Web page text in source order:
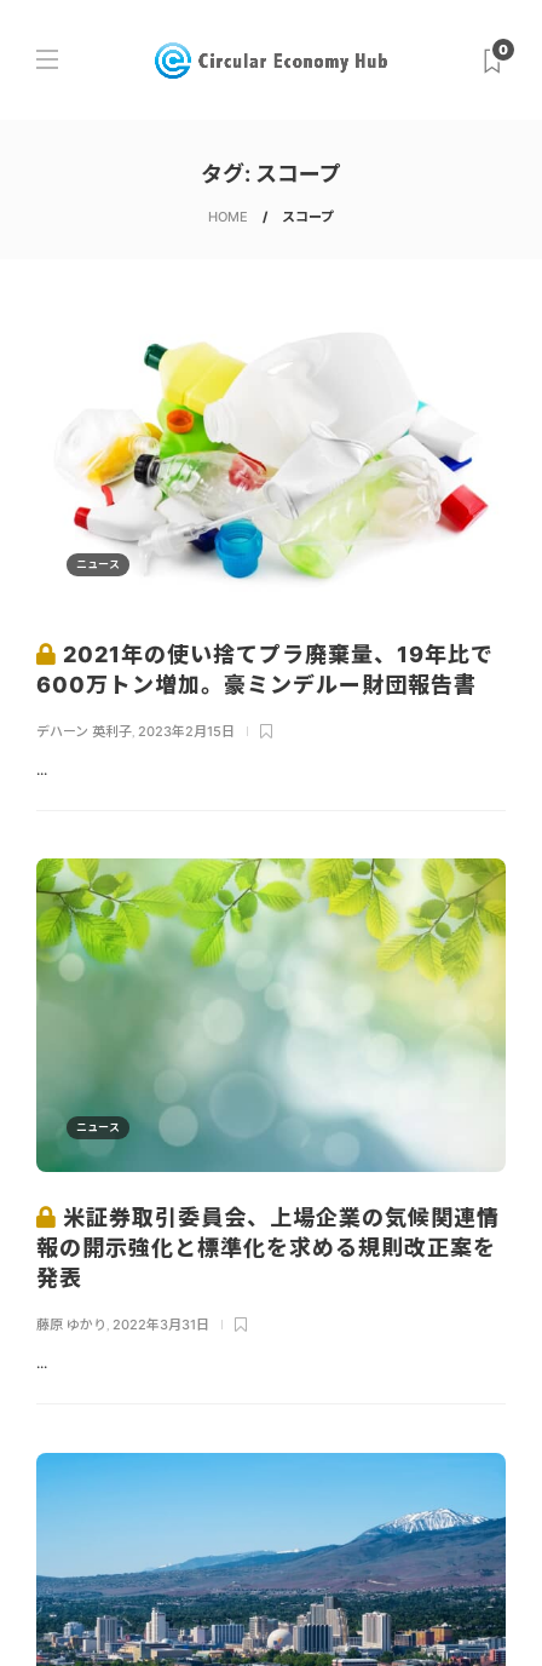
0
タグ: スコープ
HOME スコープ
ニュース
2021年の使い捨てプラ廃棄量、19年比で
600万トン増加。豪ミンデルー財団報告書
デハーン 英利子 2023年2月15日
...
ニュース
米証券取引委員会、上場企業の気候関連情
報の開示強化と標準化を求める規則改正案を
発表
藤原 ゆかり 2022年3月31日
...